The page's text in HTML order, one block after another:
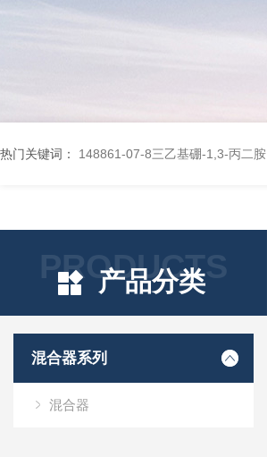
热门关键词： 148861-07-8三乙基硼-1,3-丙二胺
PRODUCTS
产品分类
混合器系列
混合器